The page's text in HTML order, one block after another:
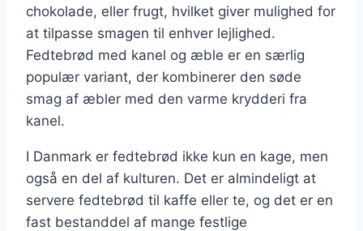
chokolade, eller frugt, hvilket giver mulighed for
at tilpasse smagen til enhver lejlighed.
Fedtebrød med kanel og æble er en særlig
populær variant, der kombinerer den søde
smag af æbler med den varme krydderi fra
kanel.
I Danmark er fedtebrød ikke kun en kage, men
også en del af kulturen. Det er almindeligt at
servere fedtebrød til kaffe eller te, og det er en
fast bestanddel af mange festlige